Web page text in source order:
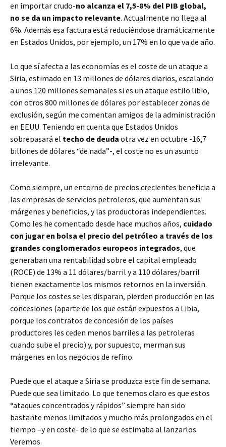
en importar crudo-no alcanza el 7,5-8% del PIB global,
no se da un impacto relevante. Actualmente no llega al
6%. Además esa factura está reduciéndose dramáticamente
en Estados Unidos, por ejemplo, un 17% en lo que va de año.
Lo que sí afecta a las economías es el coste de un ataque a
Siria, estimado en 13 millones de dólares diarios, escalando
a unos 120 millones semanales si es un ataque estilo libio,
con otros 800 millones de dólares por establecer zonas de
exclusión, según me comentan amigos de la administración
en EEUU. Teniendo en cuenta que Estados Unidos
sobrepasará el techo de deuda otra vez en octubre -16,7
billones de dólares “de nada”-, el coste no es un asunto
irrelevante.
Como siempre, un entorno de precios crecientes beneficia a
las empresas de servicios petroleros, que aumentan sus
márgenes y beneficios, y las productoras independientes.
Como les he comentado desde hace muchos años, cuidado
con jugar en bolsa el precio del petróleo a través de los
grandes conglomerados europeos integrados, que
generaban una rentabilidad sobre el capital empleado
(ROCE) de 13% a 11 dólares/barril y a 110 dólares/barril
tienen exactamente los mismos retornos en la inversión.
Porque los costes se les disparan, pierden producción en las
concesiones (aparte de los que están expuestos a Libia,
porque los contratos de concesión de los países
productores les ceden menos barriles a las petroleras
cuando sube el precio) y, por supuesto, merman sus
márgenes en los negocios de refino.
Puede que el ataque a Siria se produzca este fin de semana.
Puede que sea limitado. Lo que tenemos claro es que estos
“ataques concentrados y rápidos” siempre han sido
bastante menos limitados y mucho más prolongados en el
tiempo –y en coste- de lo que se estimaba al lanzarlos.
Veremos.